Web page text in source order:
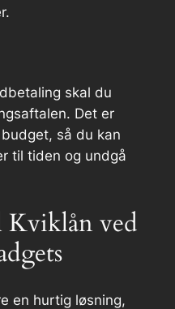
skal du
Det er
så du kan
til tiden og undgå
ved
en hurtig løsning,